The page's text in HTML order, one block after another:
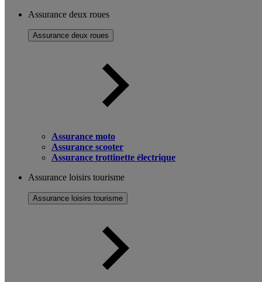
Assurance deux roues
Assurance deux roues
Assurance moto
Assurance scooter
Assurance trottinette électrique
Assurance loisirs tourisme
Assurance loisirs tourisme